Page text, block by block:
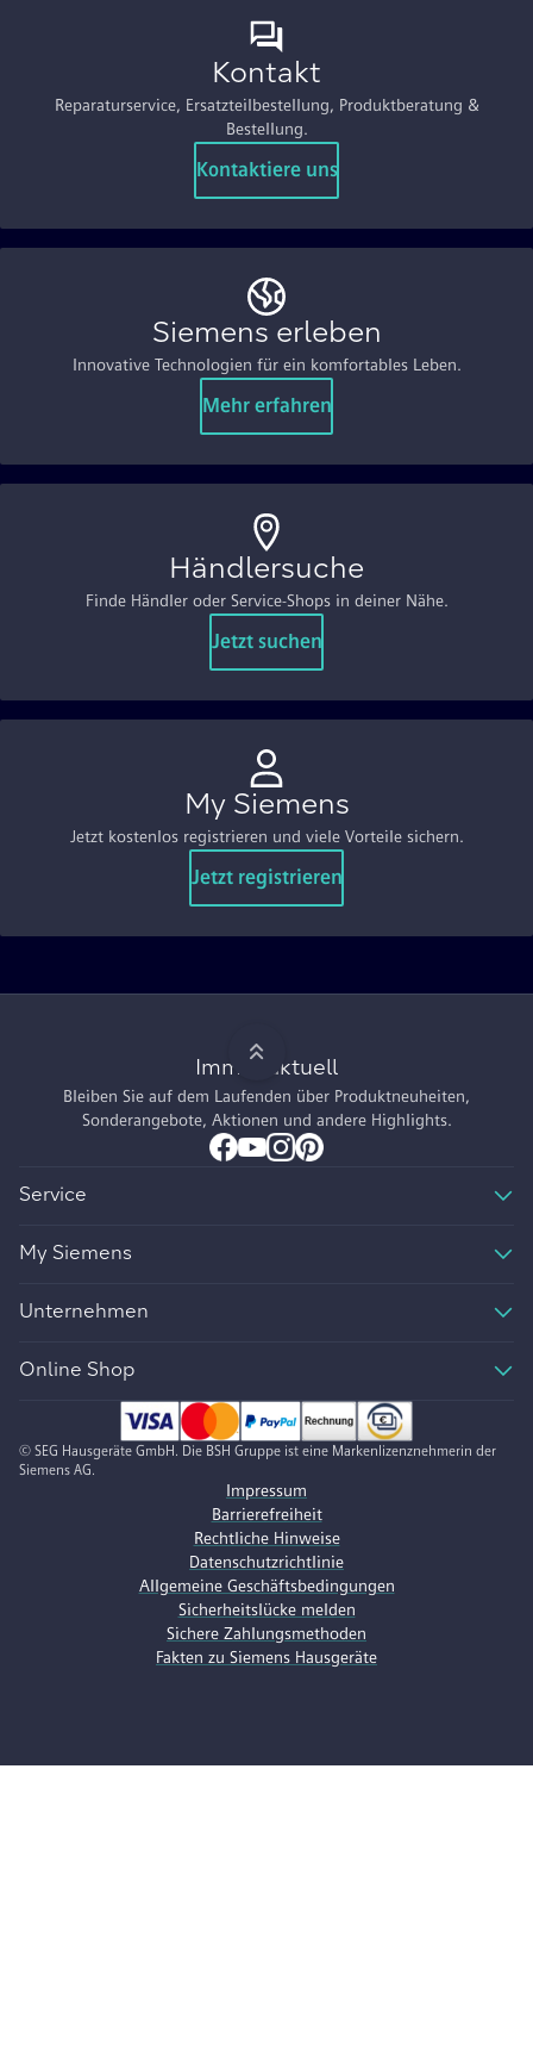
Kontakt
Reparaturservice, Ersatzteilbestellung, Produktberatung &
Bestellung.
Kontaktiere uns
Siemens erleben
Innovative Technologien für ein komfortables Leben.
Mehr erfahren
Händlersuche
Finde Händler oder Service-Shops in deiner Nähe.
Jetzt suchen
My Siemens
Jetzt kostenlos registrieren und viele Vorteile sichern.
Jetzt registrieren
Immer aktuell
Bleiben Sie auf dem Laufenden über Produktneuheiten,
Sonderangebote, Aktionen und andere Highlights.
Service
My Siemens
Unternehmen
Online Shop
© SEG Hausgeräte GmbH. Die BSH Gruppe ist eine Markenlizenznehmerin der
Siemens AG.
Impressum
Barrierefreiheit
Rechtliche Hinweise
Datenschutzrichtlinie
Allgemeine Geschäftsbedingungen
Sicherheitslücke melden
Sichere Zahlungsmethoden
Fakten zu Siemens Hausgeräte